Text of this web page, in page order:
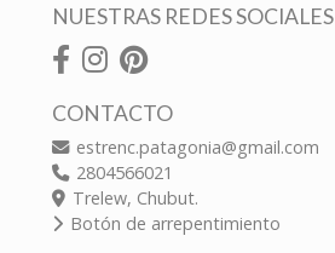
NUESTRAS REDES SOCIALES
CONTACTO
estrenc.patagonia@gmail.com
2804566021
Trelew, Chubut.
Botón de arrepentimiento